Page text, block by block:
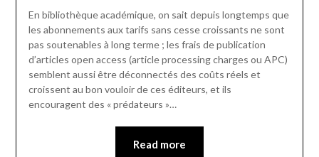
En bibliothèque académique, on sait depuis longtemps que
les abonnements aux tarifs sans cesse croissants ne sont
pas soutenables à long terme ; les frais de publication
d’articles open access (article processing charges ou APC)
semblent aussi être déconnectés des coûts réels et
croissent au bon vouloir de ces éditeurs, et ils
encouragent des « prédateurs »…
Read more